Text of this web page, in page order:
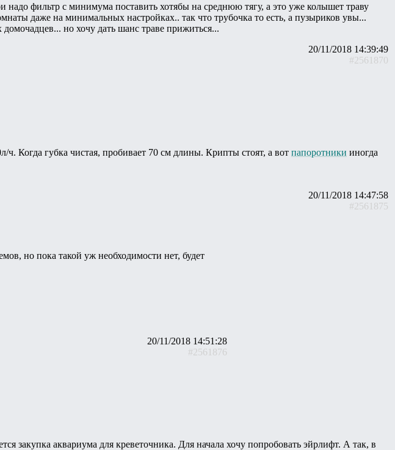
фильтр с минимума поставить хотябы на среднюю тягу, а это уже колышет траву
даже на минимальных настройках.. так что трубочка то есть, а пузыриков увы...
но хочу дать шанс траве прижиться...
20/11/2018 14:39:49
#2561870
Когда губка чистая, пробивает 70 см длины. Крипты стоят, а вот папоротники иногда
20/11/2018 14:47:58
#2561875
но пока такой уж необходимости нет, будет
20/11/2018 14:51:28
#2561876
закупка аквариума для креветочника. Для начала хочу попробовать эйрлифт. А так, в